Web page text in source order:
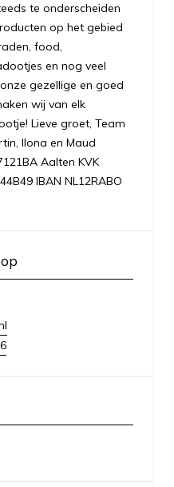
te onderscheiden
op het gebied
food,
en nog veel
gezellige en goed
wij van elk
Lieve groet, Team
Ilona en Maud
Aalten KVK
IBAN NL12RABO